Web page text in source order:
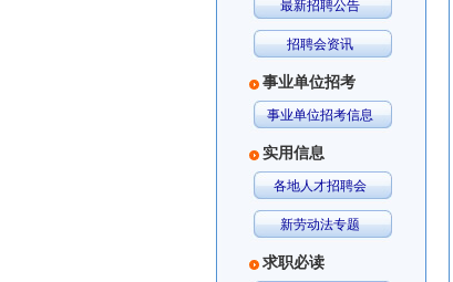
最新招聘公告
招聘会资讯
事业单位招考
事业单位招考信息
实用信息
各地人才招聘会
新劳动法专题
求职必读